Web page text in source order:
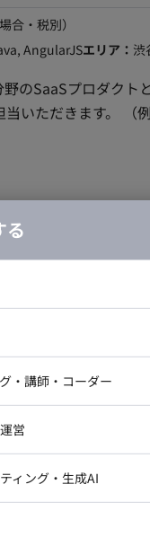
庭で稼働する「製
を図ります。 ■ チーム体制
ROS2
合・税別）
AngularJSエリア： 渋
ダクトとなります。 ■業
API開発、バッチ開発、
ロントエンド：
Redis,
ニケーション：
発環境：JetBrains
Claude Code ・デ
クラム組織（２チーム
５歳ぐらいのチー
ルなどは、ペアプ
ースシステム構
税別）
Amazon Web Serviceエ
にとどまらず、仕様
、プロジェクトの
ロントエンド開発
る
ジニア
ニア・テクニカルサポー
・UI/UXデザイナー
ー
・講師・コーダー
営
ャー
ィング・生成AI